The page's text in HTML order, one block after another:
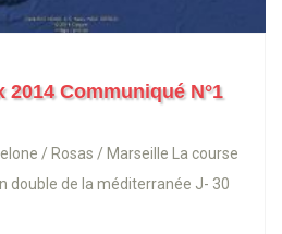
2014 Communiqué N°1
/ Rosas / Marseille La course
double de la méditerranée J- 30